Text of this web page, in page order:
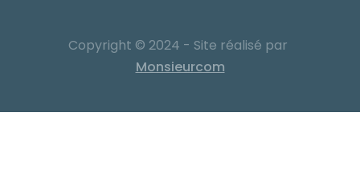
Copyright © 2024 - Site réalisé par
Monsieurcom